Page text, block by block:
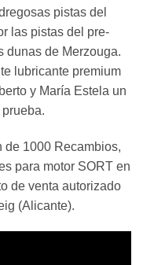
pistas del
las pistas del pre-
dunas de Merzouga.
lubricante premium
y María Estela un
de 1000 Recambios,
para motor SORT en
de venta autorizado
(Alicante).